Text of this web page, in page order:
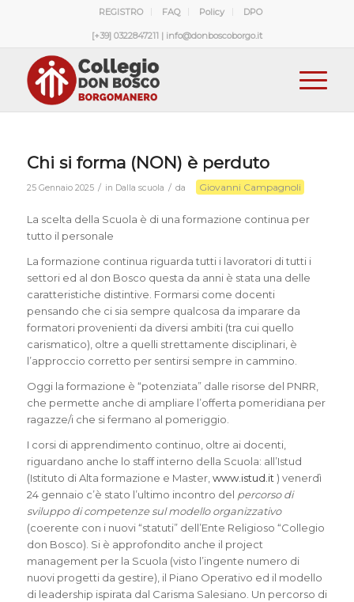
REGISTRO FAQ Policy DPO
[+39] 0322847211 | info@donboscoborgo.it
Chi si forma (NON) è perduto
25 Gennaio 2025 / in Dalla scuola / da Giovanni Campagnoli
La scelta della Scuola è di una formazione continua per
tutto il personale
La formazione continua riguarda tutti i lavoratori di tutti i
settori ed al don Bosco questa da anni è stata una delle
caratteristiche distintive. Formarsi come docenti
pensando che ci sia sempre qualcosa da imparare da
formatori provenienti da diversi ambiti (tra cui quello
carismatico), oltre a quelli strettamente disciplinari, è
l’approccio corretto per sentirsi sempre in cammino.
Oggi la formazione è “potenziata” dalle risorse del PNRR,
che permette anche di ampliare l’offerta pomeridiana per
ragazze/i che si fermano al pomeriggio.
I corsi di apprendimento continuo, oltre ai docenti,
riguardano anche lo staff interno della Scuola: all’Istud
(Istituto di Alta formazione e Master, www.istud.it ) venerdì
24 gennaio c’è stato l’ultimo incontro del percorso di
sviluppo di competenze sul modello organizzativo
(coerente con i nuovi “statuti” dell’Ente Religioso “Collegio
don Bosco). Si è approfondito anche il project
management per la Scuola (visto l’ingente numero di
nuovi progetti da gestire), il Piano Operativo ed il modello
di leadership ispirata dal Carisma Salesiano. Un percorso di